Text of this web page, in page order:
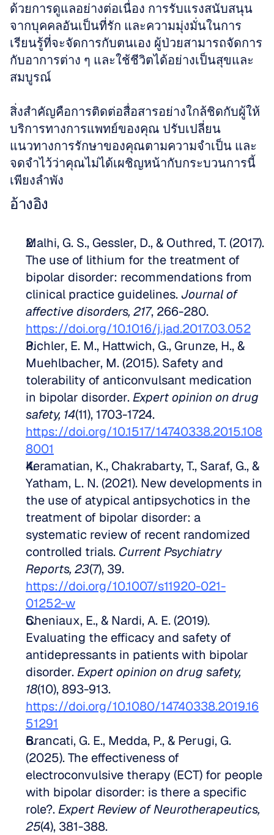
ด้วยการดูแลอย่างต่อเนื่อง การรับแรงสนับสนุน
จากบุคคลอันเป็นที่รัก และความมุ่งมั่นในการ
เรียนรู้ที่จะจัดการกับตนเอง ผู้ป่วยสามารถจัดการ
กับอาการต่าง ๆ และใช้ชีวิตได้อย่างเป็นสุขและ
สมบูรณ์
สิ่งสำคัญคือการติดต่อสื่อสารอย่างใกล้ชิดกับผู้ให้
บริการทางการแพทย์ของคุณ ปรับเปลี่ยน
แนวทางการรักษาของคุณตามความจำเป็น และ
จดจำไว้ว่าคุณไม่ได้เผชิญหน้ากับกระบวนการนี้
เพียงลำพัง
อ้างอิง
Malhi, G. S., Gessler, D., & Outhred, T. (2017).
The use of lithium for the treatment of
bipolar disorder: recommendations from
clinical practice guidelines. Journal of
affective disorders, 217
https://doi.org/10.1016/j.jad.2017.03.052
Pichler, E. M., Hattwich, G., Grunze, H., &
Muehlbacher, M. (2015). Safety and
tolerability of anticonvulsant medication
in bipolar disorder. Expert opinion on drug
safety, 14
https://doi.org/10.1517/14740338.2015.108
8001
Keramatian, K., Chakrabarty, T., Saraf, G., &
Yatham, L. N. (2021). New developments in
the use of atypical antipsychotics in the
treatment of bipolar disorder: a
systematic review of recent randomized
controlled trials. Current Psychiatry
Reports, 23
https://doi.org/10.1007/s11920-021-
01252-w
Cheniaux, E., & Nardi, A. E. (2019).
Evaluating the efficacy and safety of
antidepressants in patients with bipolar
disorder. Expert opinion on drug safety,
18
https://doi.org/10.1080/14740338.2019.16
51291
Brancati, G. E., Medda, P., & Perugi, G.
(2025). The effectiveness of
electroconvulsive therapy (ECT) for people
with bipolar disorder: is there a specific
role?. Expert Review of Neurotherapeutics,
25